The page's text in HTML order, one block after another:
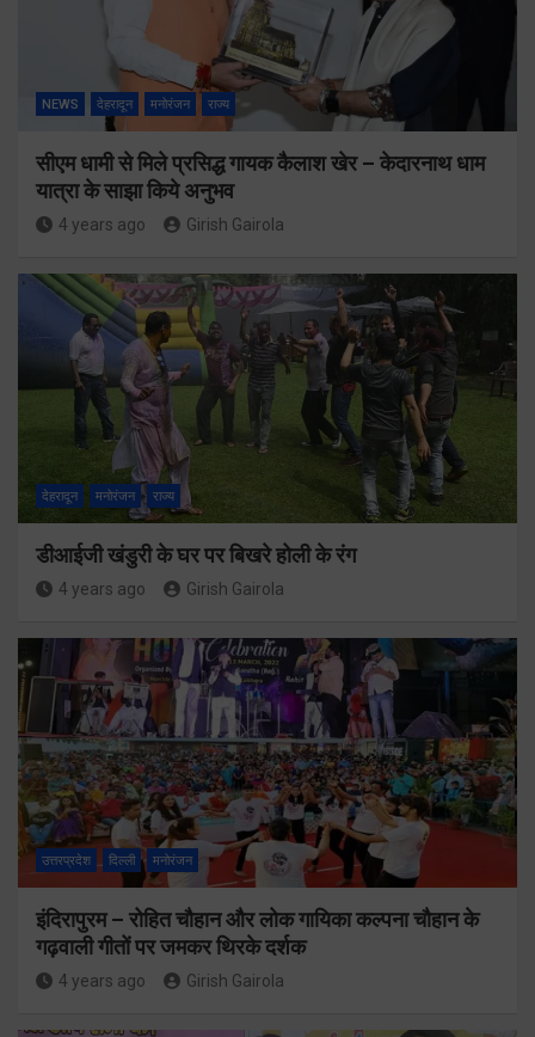
NEWS देहरादून मनोरंजन राज्य
सीएम धामी से मिले प्रसिद्ध गायक कैलाश खेर – केदारनाथ धाम
यात्रा के साझा किये अनुभव
4 years ago Girish Gairola
देहरादून मनोरंजन राज्य
डीआईजी खंडुरी के घर पर बिखरे होली के रंग
4 years ago Girish Gairola
उत्तरप्रदेश दिल्ली मनोरंजन
इंदिरापुरम – रोहित चौहान और लोक गायिका कल्पना चौहान के
गढ़वाली गीतों पर जमकर थिरके दर्शक
4 years ago Girish Gairola